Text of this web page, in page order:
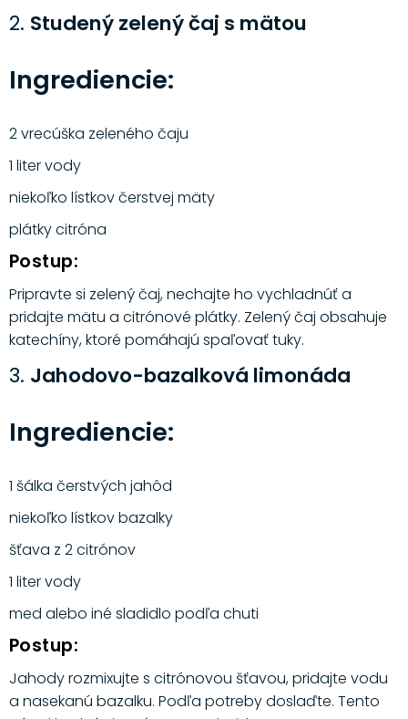
2. Studený zelený čaj s mätou
Ingrediencie:
2 vrecúška zeleného čaju
1 liter vody
niekoľko lístkov čerstvej mäty
plátky citróna
Postup:
Pripravte si zelený čaj, nechajte ho vychladnúť a
pridajte mätu a citrónové plátky. Zelený čaj obsahuje
katechíny, ktoré pomáhajú spaľovať tuky.
3. Jahodovo-bazalková limonáda
Ingrediencie:
1 šálka čerstvých jahôd
niekoľko lístkov bazalky
šťava z 2 citrónov
1 liter vody
med alebo iné sladidlo podľa chuti
Postup:
Jahody rozmixujte s citrónovou šťavou, pridajte vodu
a nasekanú bazalku. Podľa potreby doslaďte. Tento